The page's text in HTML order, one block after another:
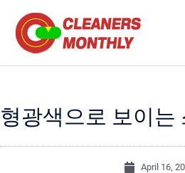
content
형광색으로 보이는
April 16,